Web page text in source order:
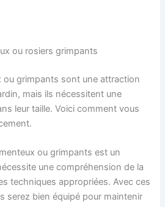
ou rosiers grimpants
ou grimpants sont une attraction
mais ils nécessitent une
leur taille. Voici comment vous
ou grimpants est un
une compréhension de la
techniques appropriées. Avec ces
serez bien équipé pour maintenir